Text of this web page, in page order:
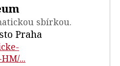
sbírkou.
Praha
...